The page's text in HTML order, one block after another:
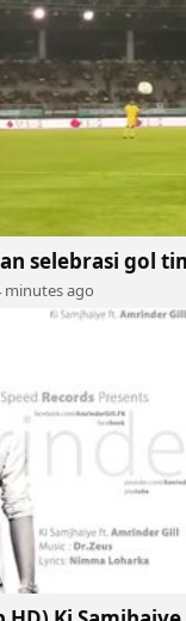
selebrasi gol
minutes ago